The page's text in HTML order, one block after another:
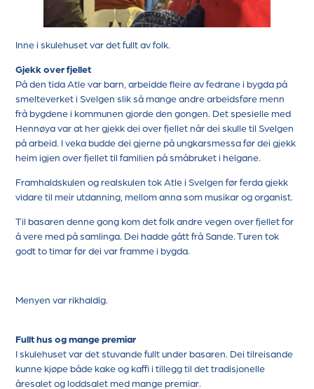
Inne i skulehuset var det fullt av folk.
Gjekk over fjellet
På den tida Atle var barn, arbeidde fleire av fedrane i bygda på
smelteverket i Svelgen slik så mange andre arbeidsføre menn
frå bygdene i kommunen gjorde den gongen. Det spesielle med
Hennøya var at her gjekk dei over fjellet når dei skulle til Svelgen
på arbeid. I veka budde dei gjerne på ungkarsmessa før dei gjekk
heim igjen over fjellet til familien på småbruket i helgane.
Framhaldskulen og realskulen tok Atle i Svelgen før ferda gjekk
vidare til meir utdanning, mellom anna som musikar og organist.
Til basaren denne gong kom det folk andre vegen over fjellet for
å vere med på samlinga. Dei hadde gått frå Sande. Turen tok
godt to timar før dei var framme i bygda.
Menyen var rikhaldig.
Fullt hus og mange premiar
I skulehuset var det stuvande fullt under basaren. Dei tilreisande
kunne kjøpe både kake og kaffi i tillegg til det tradisjonelle
åresalet og loddsalet med mange premiar.